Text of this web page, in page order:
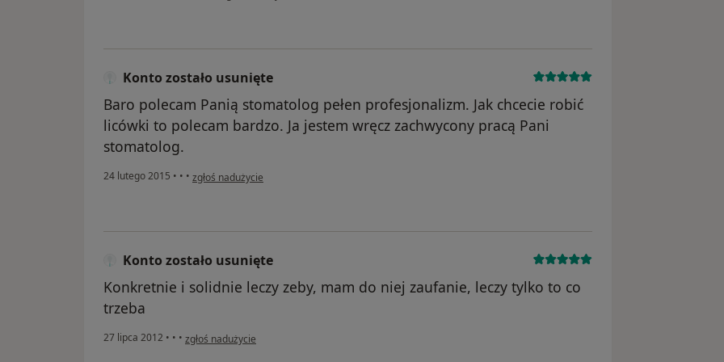
Konto zostało usunięte
Baro polecam Panią stomatolog pełen profesjonalizm. Jak chcecie robić
licówki to polecam bardzo. Ja jestem wręcz zachwycony pracą Pani
stomatolog.
24 lutego 2015 • • • w opinii użytkownika Konto zostało usunięte
zgłoś nadużycie
Konto zostało usunięte
Konkretnie i solidnie leczy zeby, mam do niej zaufanie, leczy tylko to co
trzeba
27 lipca 2012 • • • w opinii użytkownika Konto zostało usunięte
zgłoś nadużycie